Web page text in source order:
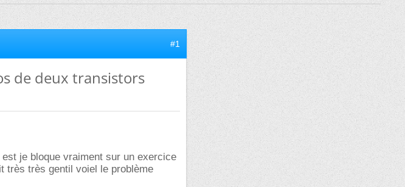
#1
de deux transistors
je bloque vraiment sur un exercice
très très gentil voiel le problème